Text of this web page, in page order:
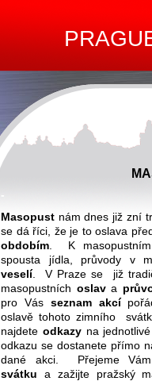
-
Masopust nám dnes již zní
se dá říci, že je to oslava
obdobím . K
spousta jídla, průvody v
veselí. V Praze se již
masopustních oslava
pro Vás seznam akcí
oslavě tohoto zimního
najdete odkazyna jednotlivé
odkazu se dostanete přímo
dané akci. Přejeme
svátku a zažijte pražský